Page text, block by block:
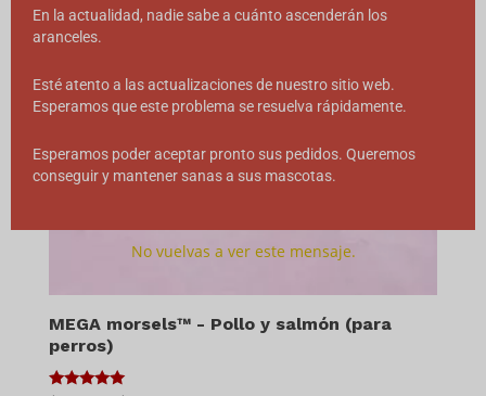
MEGA morsels™ - Pollo y salmón (para
perros)
En la actualidad, nadie sabe a cuánto ascenderán los
aranceles.
Esté atento a las actualizaciones de nuestro sitio web.
Esperamos que este problema se resuelva rápidamente.
Esperamos poder aceptar pronto sus pedidos. Queremos
conseguir y mantener sanas a sus mascotas.
No vuelvas a ver este mensaje.